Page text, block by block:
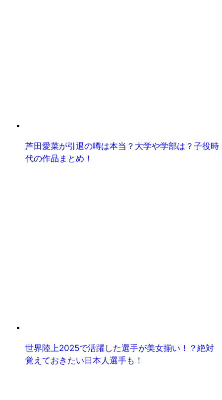
芦田愛菜が引退の噂は本当？大学や学部は？子役時
代の作品まとめ！
世界陸上2025で活躍した選手が美女揃い！？絶対
覚えておきたい日本人選手も！